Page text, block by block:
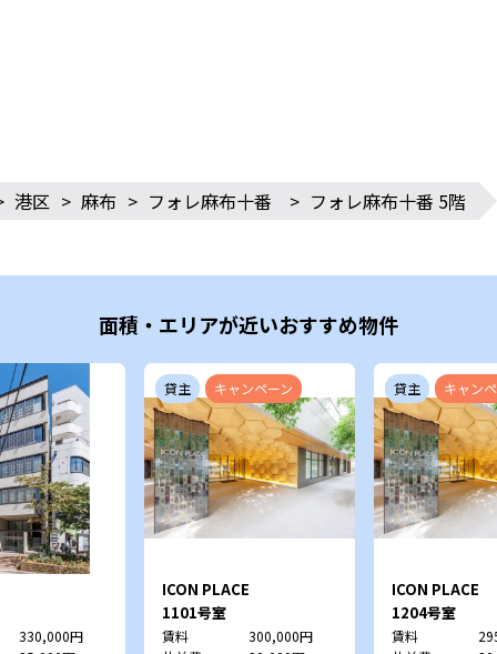
港区 > 麻布 > フォレ麻布十番 > フォレ麻布十番 5階
面積・エリアが近いおすすめ物件
330,000円
貸主 キャンペーン
ICON PLACE
SHIBAKOEN
1101号室
賃料
300,000円
貸主 キャン
ICON PLACE
SHIBAKOEN
1204号室
賃料